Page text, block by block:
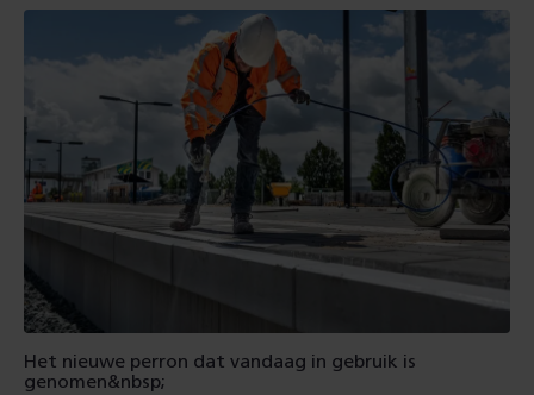
Het nieuwe perron dat vandaag in gebruik is
genomen&nbsp;